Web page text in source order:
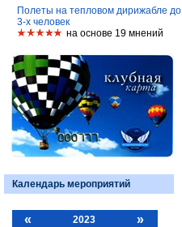
Полеты на тепловом дирижабле до
3-х человек
на основе 19 мнений
Календарь мероприятий
« 2023
»